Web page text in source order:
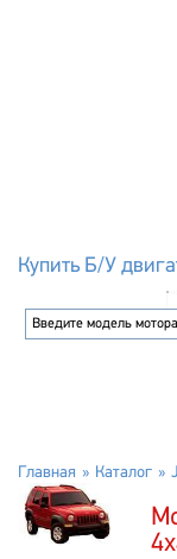
Купить Б/У
Главная Каталог